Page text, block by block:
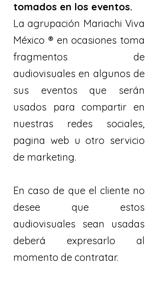
tomados en los eventos.
La agrupación Mariachi Viva
México ® en ocasiones toma
fragmentos de
audiovisuales en algunos de
sus eventos que serán
usados para compartir en
nuestras redes sociales,
pagina web u otro servicio
de marketing.
En caso de que el cliente no
desee que estos
audiovisuales sean usadas
deberá expresarlo al
momento de contratar.